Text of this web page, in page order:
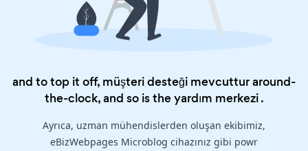
and to top it off, müşteri desteği mevcuttur around-
the-clock, and so is theyardım merkezi.
Ayrıca, uzman mühendislerden oluşan ekibimiz,
eBizWebpages Microblog cihazınız gibi powr